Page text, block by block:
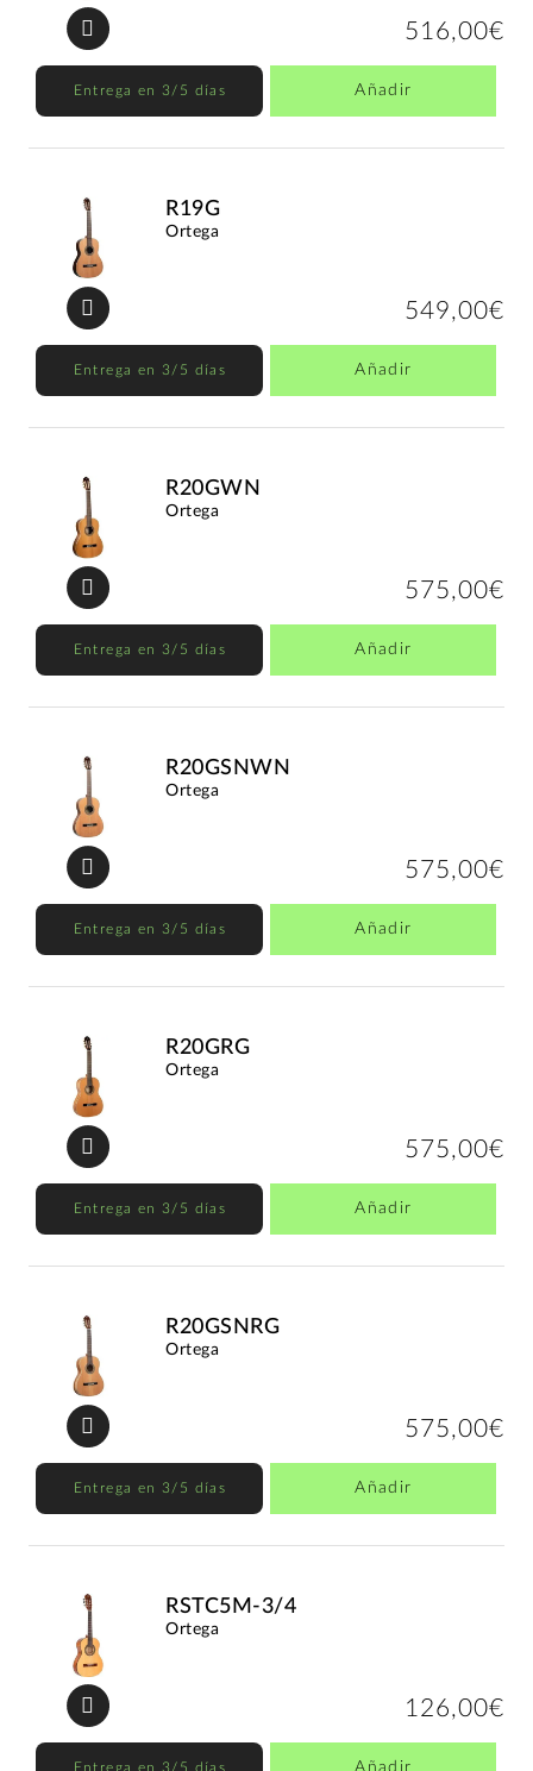
516,00€
Entrega en 3/5 días Añadir
R19G
Ortega
549,00€
Entrega en 3/5 días Añadir
R20GWN
Ortega
575,00€
Entrega en 3/5 días Añadir
R20GSNWN
Ortega
575,00€
Entrega en 3/5 días Añadir
R20GRG
Ortega
575,00€
Entrega en 3/5 días Añadir
R20GSNRG
Ortega
575,00€
Entrega en 3/5 días Añadir
RSTC5M-3/4
Ortega
126,00€
Entrega en 3/5 días Añadir